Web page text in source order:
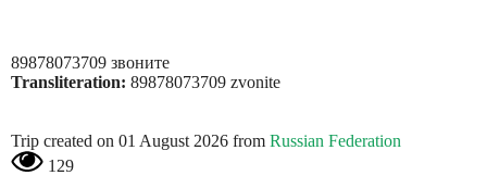
89878073709 звоните
Transliteration: 89878073709 zvonite
Trip created on 01 August 2026 from Russian Federation
129